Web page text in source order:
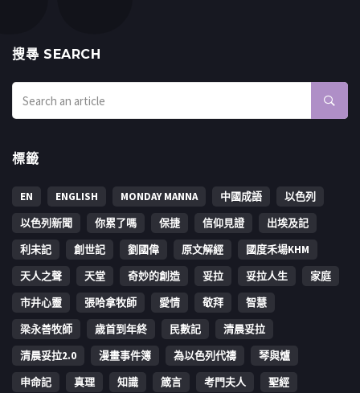
搜㝷 SEARCH
標籤
EN ENGLISH MONDAY MANNA 中國成語
以色列
以色列新聞
你累了嗎 保捷 信仰見證
出埃及記
利未記
創世記 劉國偉 原文解經
國度禾場KHM
天人之聲
天堂 奇妙的創造 妥拉 妥拉人生
家庭
市井心靈
張哈拿牧師 愛情 敬拜
智慧
梁永善牧師
歳首到年終 民數記
清晨妥拉
清晨妥拉2.0
漫畫事件簿 為以色列代禱
琴與爐
申命記
真理 知識 箴言 考門夫人 聖經